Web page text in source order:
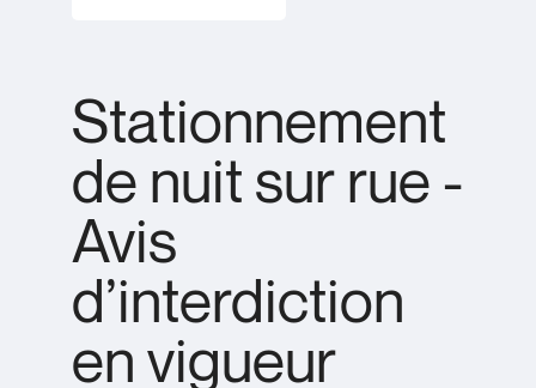
Stationnement
de nuit sur rue -
Avis
d’interdiction
en vigueur